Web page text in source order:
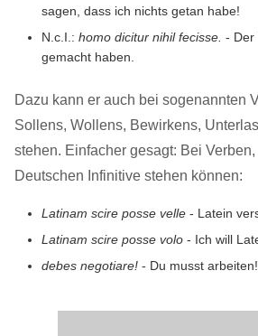
sagen, dass ich nichts getan habe!
N.c.I.: homo dicitur nihil fecisse. - Der
gemacht haben.
Dazu kann er auch bei sogenannten
Sollens, Wollens, Bewirkens,
stehen. Einfacher gesagt: Bei
Deutschen Infinitive stehen können:
Latinam scire posse velle - Latein
Latinam scire posse volo - Ich will
debes negotiare! - Du musst arbeiten!